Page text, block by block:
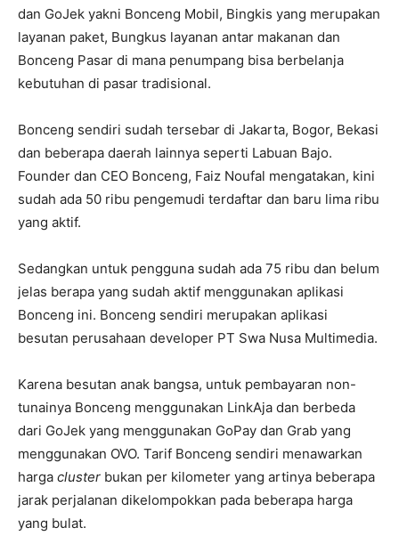
dan GoJek yakni Bonceng Mobil, Bingkis yang merupakan
layanan paket, Bungkus layanan antar makanan dan
Bonceng Pasar di mana penumpang bisa berbelanja
kebutuhan di pasar tradisional.
Bonceng sendiri sudah tersebar di Jakarta, Bogor, Bekasi
dan beberapa daerah lainnya seperti Labuan Bajo.
Founder dan CEO Bonceng, Faiz Noufal mengatakan, kini
sudah ada 50 ribu pengemudi terdaftar dan baru lima ribu
yang aktif.
Sedangkan untuk pengguna sudah ada 75 ribu dan belum
jelas berapa yang sudah aktif menggunakan aplikasi
Bonceng ini. Bonceng sendiri merupakan aplikasi
besutan perusahaan developer PT Swa Nusa Multimedia.
Karena besutan anak bangsa, untuk pembayaran non-
tunainya Bonceng menggunakan LinkAja dan berbeda
dari GoJek yang menggunakan GoPay dan Grab yang
menggunakan OVO. Tarif Bonceng sendiri menawarkan
harga cluster bukan per kilometer yang artinya beberapa
jarak perjalanan dikelompokkan pada beberapa harga
yang bulat.